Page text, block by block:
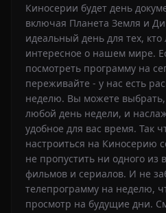
Киносерии будет день
включая Планета Земля и
идеальный день для тех,
интересное о нашем мире.
посмотреть программу на
переживайте - у нас есть
неделю. Вы можете выбрать,
любой день недели, и
удобное для вас время. Так
настроиться на Киносерию
не пропустить ни одного
фильмов и сериалов. И не
телепрограмму на неделю,
просмотр на будущие дни.